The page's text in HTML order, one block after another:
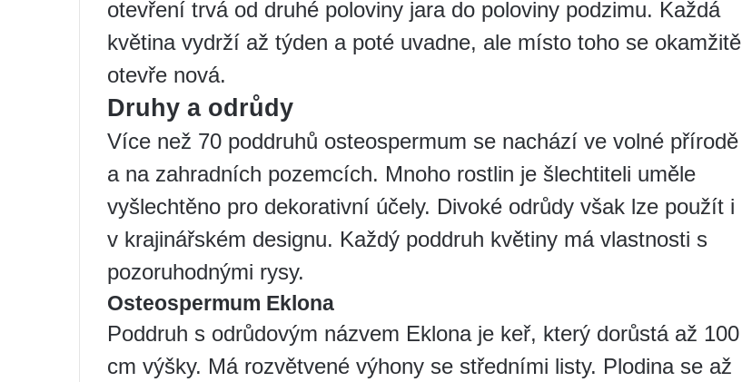
otevření trvá od druhé poloviny jara do poloviny podzimu. Každá
květina vydrží až týden a poté uvadne, ale místo toho se okamžitě
otevře nová.
Druhy a odrůdy
Více než 70 poddruhů osteospermum se nachází ve volné přírodě
a na zahradních pozemcích. Mnoho rostlin je šlechtiteli uměle
vyšlechtěno pro dekorativní účely. Divoké odrůdy však lze použít i
v krajinářském designu. Každý poddruh květiny má vlastnosti s
pozoruhodnými rysy.
Osteospermum Eklona
Poddruh s odrůdovým názvem Eklona je keř, který dorůstá až 100
cm výšky. Má rozvětvené výhony se středními listy. Plodina se až